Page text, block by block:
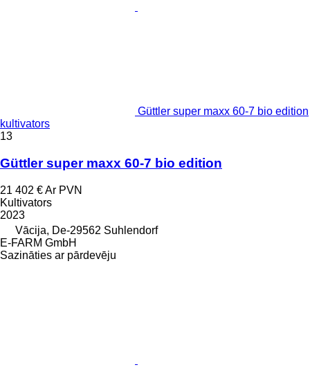
Güttler super maxx 60-7 bio edition
kultivators
13
Güttler super maxx 60-7 bio edition
21 402 €Ar PVN
Kultivators
2023
Vācija, De-29562 Suhlendorf
E-FARM GmbH
Sazināties ar pārdevēju